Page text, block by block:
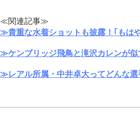
≪関連記事≫
≫貴重な水着ショットも披露！｢もは
≫ケンブリッジ飛鳥と滝沢カレンが
≫レアル所属・中井卓大ってどんな